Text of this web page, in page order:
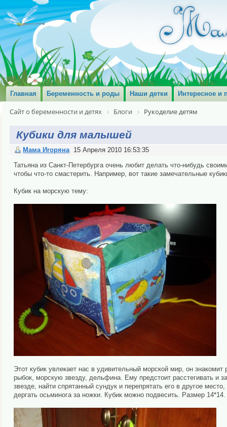
Главная Беременность и роды Наши детки Интересное и
Сайт о беременности и детях Блоги Рукоделие детям
Кубики для малышей
Мама Игоряна 15 Апреля 2010 16:53:35
Татьяна из Санкт-Петербурга очень любит делать что-нибудь
чтобы что-то смастерить. Например, вот такие замечательные
Кубик на морскую тему:
Этот кубик увлекает нас в удивительный морской мир, он
рыбок, морскую звезду, дельфина. Ему предстоит расстегивать и
звезде, найти спрятанный сундук и перепрятать его в другое
дергать осьминога за ножки. Кубик можно подвесить. Размер 14*14.